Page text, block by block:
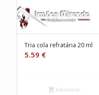
Tria cola refratária 20 ml
5.59 €
Adicionar